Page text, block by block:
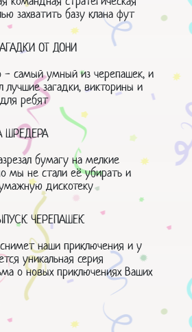
захватить базу клана фут
ОТ ДОНИ
- самый умный из черепашек, и
лучшие загадки, викторины и
ребят
ШРЕДЕРА
бумагу на мелкие
мы не стали её убирать и
дискотеку
ЧЕРЕПАШЕК
наши приключения и у
уникальная серия
о новых приключениях Ваших